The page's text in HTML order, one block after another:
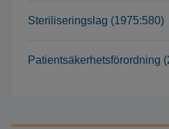
Steriliseringslag (1975:580)
Patientsäkerhetsförordning